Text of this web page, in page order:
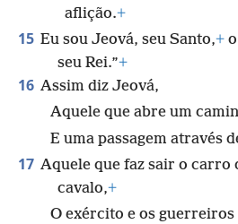
aflição.+
15 Eu sou Jeová, seu Santo,+
seu Rei.”+
16 Assim diz Jeová,
Aquele que abre um
E uma passagem através
17 Aquele que faz sair o carro
cavalo,+
O exército e os guerreiros